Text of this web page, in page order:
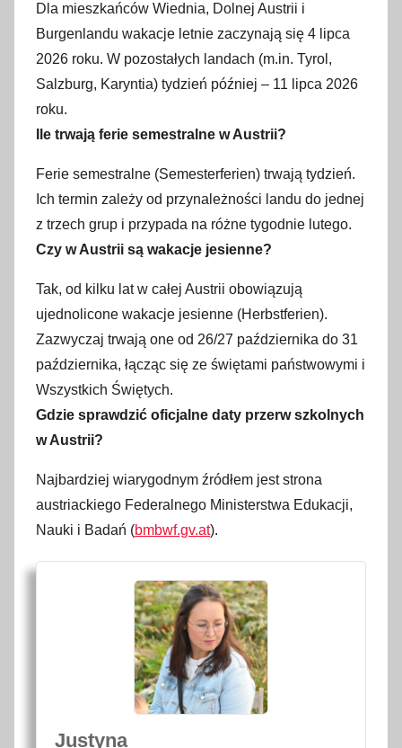
Dla mieszkańców Wiednia, Dolnej Austrii i
Burgenlandu wakacje letnie zaczynają się 4 lipca
2026 roku. W pozostałych landach (m.in. Tyrol,
Salzburg, Karyntia) tydzień później – 11 lipca 2026
roku.
Ile trwają ferie semestralne w Austrii?
Ferie semestralne (Semesterferien) trwają tydzień.
Ich termin zależy od przynależności landu do jednej
z trzech grup i przypada na różne tygodnie lutego.
Czy w Austrii są wakacje jesienne?
Tak, od kilku lat w całej Austrii obowiązują
ujednolicone wakacje jesienne (Herbstferien).
Zazwyczaj trwają one od 26/27 października do 31
października, łącząc się ze świętami państwowymi i
Wszystkich Świętych.
Gdzie sprawdzić oficjalne daty przerw szkolnych
w Austrii?
Najbardziej wiarygodnym źródłem jest strona
austriackiego Federalnego Ministerstwa Edukacji,
Nauki i Badań (bmbwf.gv.at).
Justyna